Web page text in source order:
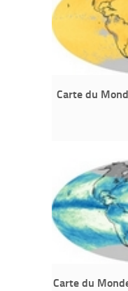
Carte du
Carte du